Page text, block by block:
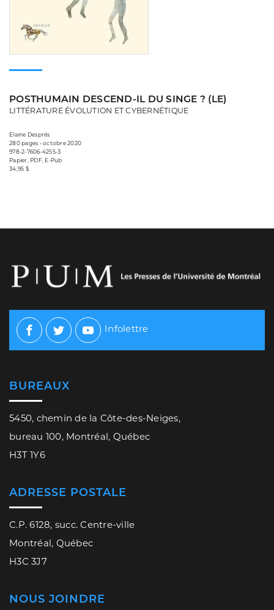
POSTHUMAIN DESCEND-IL DU SINGE ? (LE)
LITTÉRATURE ÉVOLUTION ET CYBERNÉTIQUE
Elaine Després
280 pages • octobre 2020
978-2-7606-4255-3
Papier, PDF, E-Pub
34,95 $
Facebook
TwitterYoutube
Infolettre
BUREAUX
5450, chemin de la Côte-des-Neiges,
bureau 100, Montréal, Québec
H3T 1Y6
ADRESSE POSTALE
C.P. 6128, succ. Centre-ville
Montréal, Québec
H3C 3J7
NOUS JOINDRE